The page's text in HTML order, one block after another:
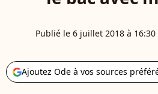
Publié le 6 juillet 2018 à 16:30
Ajoutez Ode à vos sources